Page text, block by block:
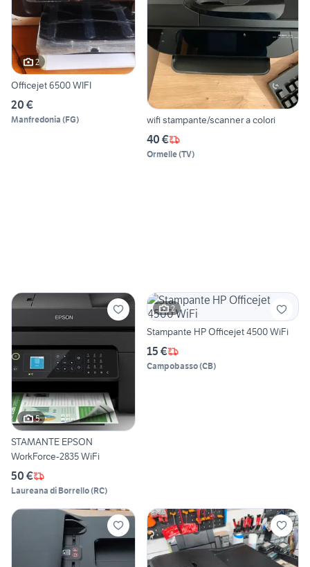
2
Officejet 6500 WIFI
20 €
Manfredonia (FG) wifi stampante/scanner a colori
40 €
Ormelle(TV)
5
STAMANTE EPSON
WorkForce-2835 WiFi
50 €
Laureana di Borrello(RC)
2
Stampante HP Officejet 4500 WiFi
15 €
Campobasso(CB)